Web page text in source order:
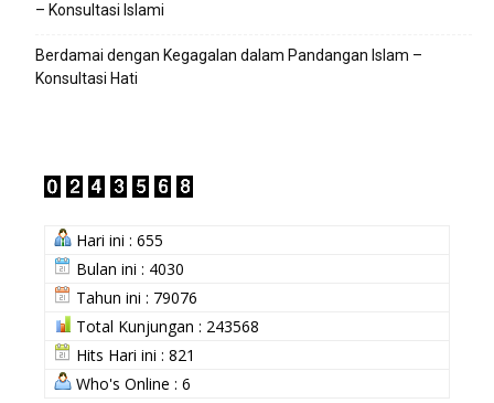
– Konsultasi Islami
Berdamai dengan Kegagalan dalam Pandangan Islam –
Konsultasi Hati
Hari ini : 655
Bulan ini : 4030
Tahun ini : 79076
Total Kunjungan : 243568
Hits Hari ini : 821
Who's Online : 6